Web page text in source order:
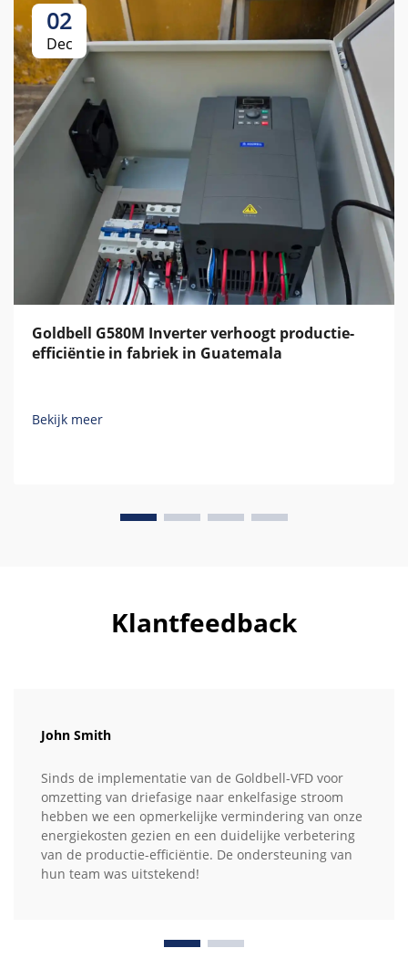
02
Dec
Goldbell G580M Inverter verhoogt productie-
efficiëntie in fabriek in Guatemala
Bekijk meer
Klantfeedback
John Smith
Sinds de implementatie van de Goldbell-VFD voor
omzetting van driefasige naar enkelfasige stroom
hebben we een opmerkelijke vermindering van onze
energiekosten gezien en een duidelijke verbetering
van de productie-efficiëntie. De ondersteuning van
hun team was uitstekend!